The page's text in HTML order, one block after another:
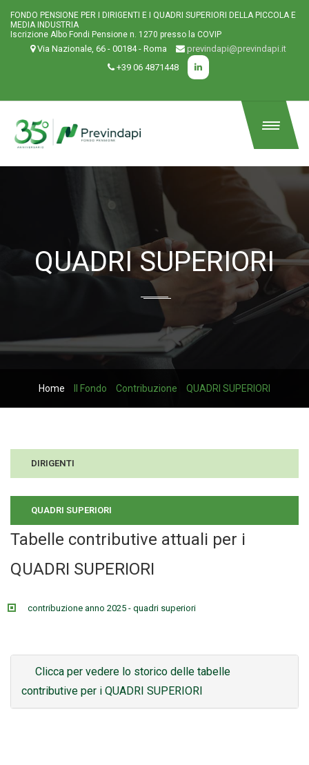
FONDO PENSIONE PER I DIRIGENTI E I QUADRI SUPERIORI DELLA PICCOLA E
MEDIA INDUSTRIA
Iscrizione Albo Fondi Pensione n. 1270 presso la COVIP
Via Nazionale, 66 - 00184 - Roma
previndapi@previndapi.it
+39 06 4871448
QUADRI SUPERIORI
Home Il Fondo Contribuzione QUADRI SUPERIORI
DIRIGENTI
QUADRI SUPERIORI
Tabelle contributive attuali per i
QUADRI SUPERIORI
contribuzione anno 2025 - quadri superiori
Clicca per vedere lo storico delle tabelle
contributive per i QUADRI SUPERIORI